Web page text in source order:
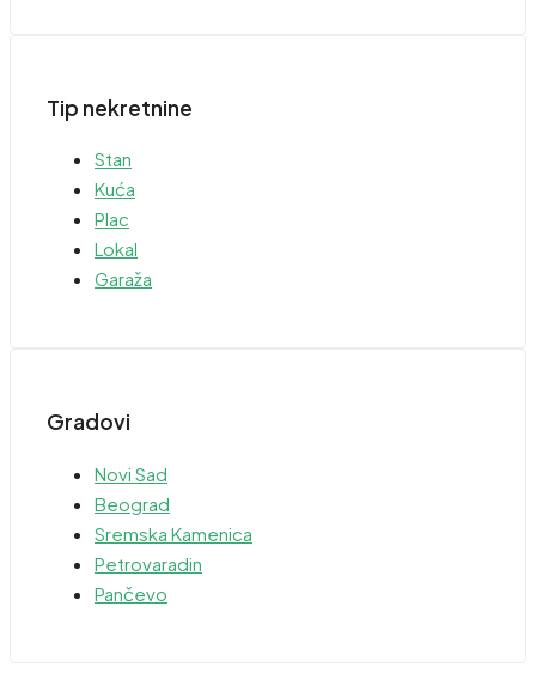
Tip nekretnine
Stan
Kuća
Plac
Lokal
Garaža
Gradovi
Novi Sad
Beograd
Sremska Kamenica
Petrovaradin
Pančevo